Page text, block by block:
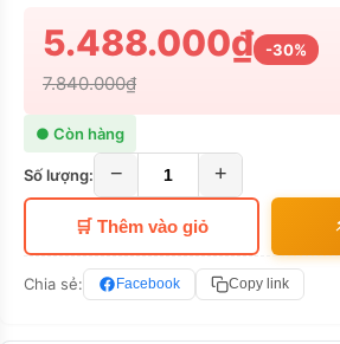
5.488.000₫ -30%
7.840.000₫
● Còn hàng
Số lượng: − +
🛒 Thêm vào giỏ
Chia sẻ: Facebook Copy link